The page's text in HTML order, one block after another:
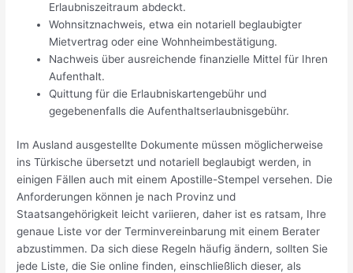
Erlaubniszeitraum abdeckt.
Wohnsitznachweis, etwa ein notariell beglaubigter
Mietvertrag oder eine Wohnheimbestätigung.
Nachweis über ausreichende finanzielle Mittel für Ihren
Aufenthalt.
Quittung für die Erlaubniskartengebühr und
gegebenenfalls die Aufenthaltserlaubnisgebühr.
Im Ausland ausgestellte Dokumente müssen möglicherweise
ins Türkische übersetzt und notariell beglaubigt werden, in
einigen Fällen auch mit einem Apostille-Stempel versehen. Die
Anforderungen können je nach Provinz und
Staatsangehörigkeit leicht variieren, daher ist es ratsam, Ihre
genaue Liste vor der Terminvereinbarung mit einem Berater
abzustimmen. Da sich diese Regeln häufig ändern, sollten Sie
jede Liste, die Sie online finden, einschließlich dieser, als